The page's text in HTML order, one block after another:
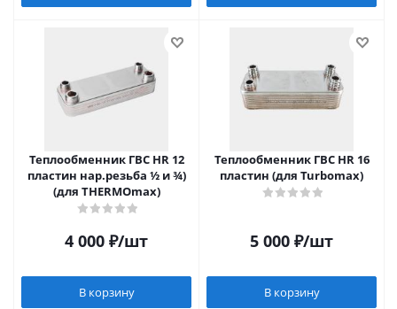
Теплообменник ГВС HR 12
пластин нар.резьба ½ и ¾)
(для THERMOmax)
4 000 ₽/шт
В корзину
Теплообменник ГВС HR 16
пластин (для Turbomax)
5 000 ₽/шт
В корзину